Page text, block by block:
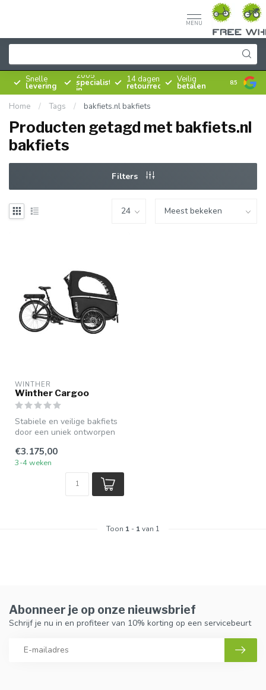
MENU
Snelle
levering
Sinds
2005
specialist
in
rijwielen
14 dagen
retourrecht
Veilig
betalen 8.5
Home / Tags / bakfiets.nl bakfiets
Producten getagd met bakfiets.nl
bakfiets
Filters
WINTHER
Winther Cargoo
Stabiele en veilige bakfiets
door een uniek ontworpen
€3.175,00
3-4 weken
Toon 1 - 1van 1
Abonneer je op onze nieuwsbrief
Schrijf je nu in en profiteer van 10% korting op een servicebeurt